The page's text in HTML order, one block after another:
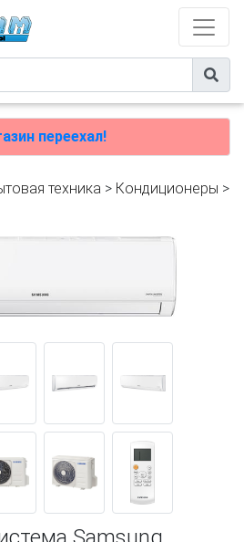
переехал!
техника > Кондиционеры >